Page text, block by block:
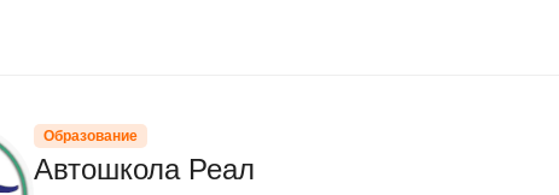
Образование
Автошкола Реал